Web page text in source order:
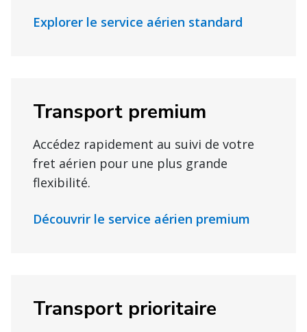
Explorer le service aérien standard
Transport premium
Accédez rapidement au suivi de votre
fret aérien pour une plus grande
flexibilité.
Découvrir le service aérien premium
Transport prioritaire